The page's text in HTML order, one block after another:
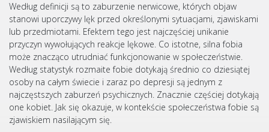
Według definicji są to zaburzenie nerwicowe, których objaw
stanowi uporczywy lęk przed określonymi sytuacjami, zjawiskami
lub przedmiotami. Efektem tego jest najczęściej unikanie
przyczyn wywołujących reakcje lękowe. Co istotne, silna fobia
może znacząco utrudniać funkcjonowanie w społeczeństwie.
Według statystyk rozmaite fobie dotykają średnio co dziesiątej
osoby na całym świecie i zaraz po depresji są jednym z
najczęstszych zaburzeń psychicznych. Znacznie częściej dotykają
one kobiet. Jak się okazuje, w kontekście społeczeństwa fobie są
zjawiskiem nasilającym się.